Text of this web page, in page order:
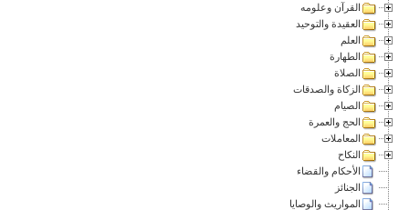
القرآن وعلومه
العقيدة والتوحيد
العلم
الطهارة
الصلاة
الزكاة والصدقات
الصيام
الحج والعمرة
المعاملات
النكاح
الأحكام والقضاء
الجنائز
المواريث والوصايا